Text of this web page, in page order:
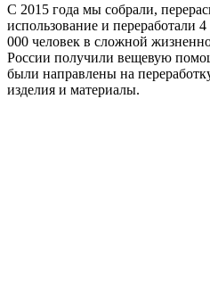
С 2015 года мы собрали,
использование и переработали
000 человек в сложной
России получили вещевую
были направлены на
изделия и материалы.